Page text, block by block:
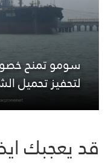
سومو تمنح
لتحفيز تحميل
قد يعجبك